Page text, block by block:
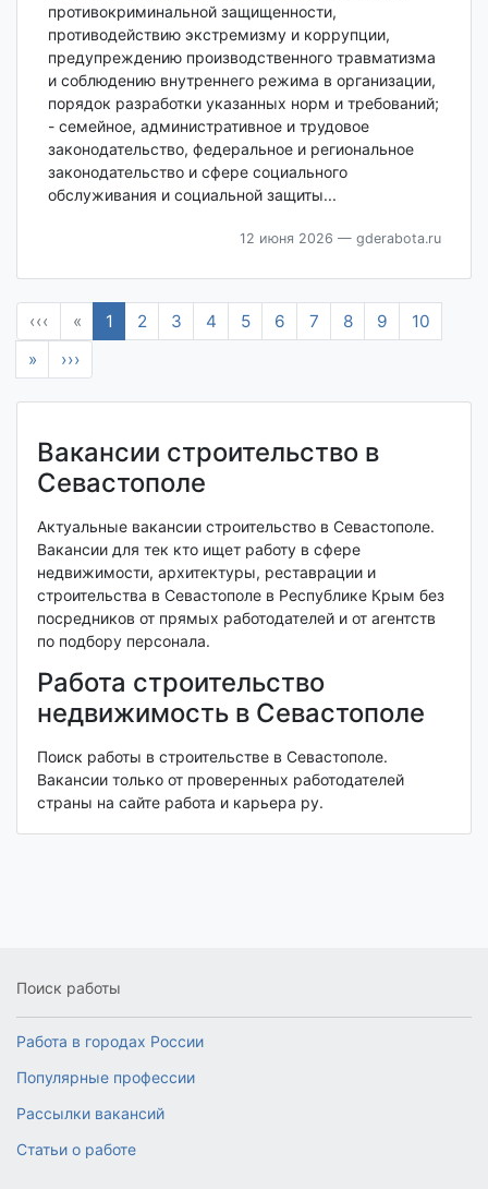
противокриминальной защищенности,
противодействию экстремизму и коррупции,
предупреждению производственного травматизма
и соблюдению внутреннего режима в организации,
порядок разработки указанных норм и требований;
- семейное, административное и трудовое
законодательство, федеральное и региональное
законодательство и сфере социального
обслуживания и социальной защиты...
12 июня 2026 — gderabota.ru
‹‹‹ « 1 2 3 4 5 6 7 8 9
10
»
›››
Вакансии строительство в
Севастополе
Актуальные вакансии строительство в Севастополе.
Вакансии для тек кто ищет работу в сфере
недвижимости, архитектуры, реставрации и
строительства в Севастополе в Республике Крым без
посредников от прямых работодателей и от агентств
по подбору персонала.
Работа строительство
недвижимость в Севастополе
Поиск работы в строительстве в Севастополе.
Вакансии только от проверенных работодателей
страны на сайте работа и карьера ру.
Поиск работы
Работа в городах России
Популярные профессии
Рассылки вакансий
Статьи о работе